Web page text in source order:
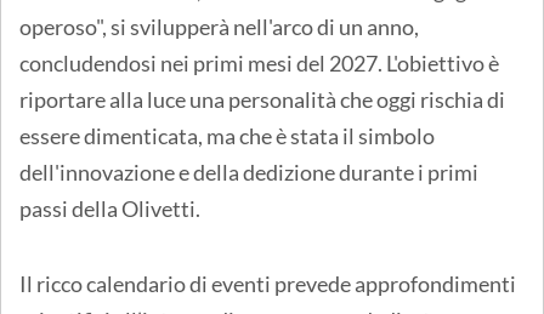
operoso", si svilupperà nell'arco di un anno,
concludendosi nei primi mesi del 2027. L'obiettivo è
riportare alla luce una personalità che oggi rischia di
essere dimenticata, ma che è stata il simbolo
dell'innovazione e della dedizione durante i primi
passi della Olivetti.
Il ricco calendario di eventi prevede approfondimenti